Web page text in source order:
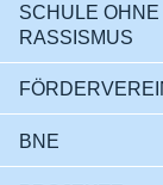
SCHULE OHNE
RASSISMUS
BNE